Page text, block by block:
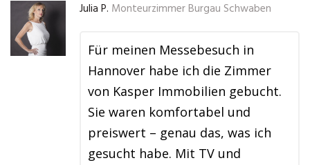
Julia P. Monteurzimmer Burgau Schwaben
Für meinen Messebesuch in
Hannover habe ich die Zimmer
von Kasper Immobilien gebucht.
Sie waren komfortabel und
preiswert – genau das, was ich
gesucht habe. Mit TV und